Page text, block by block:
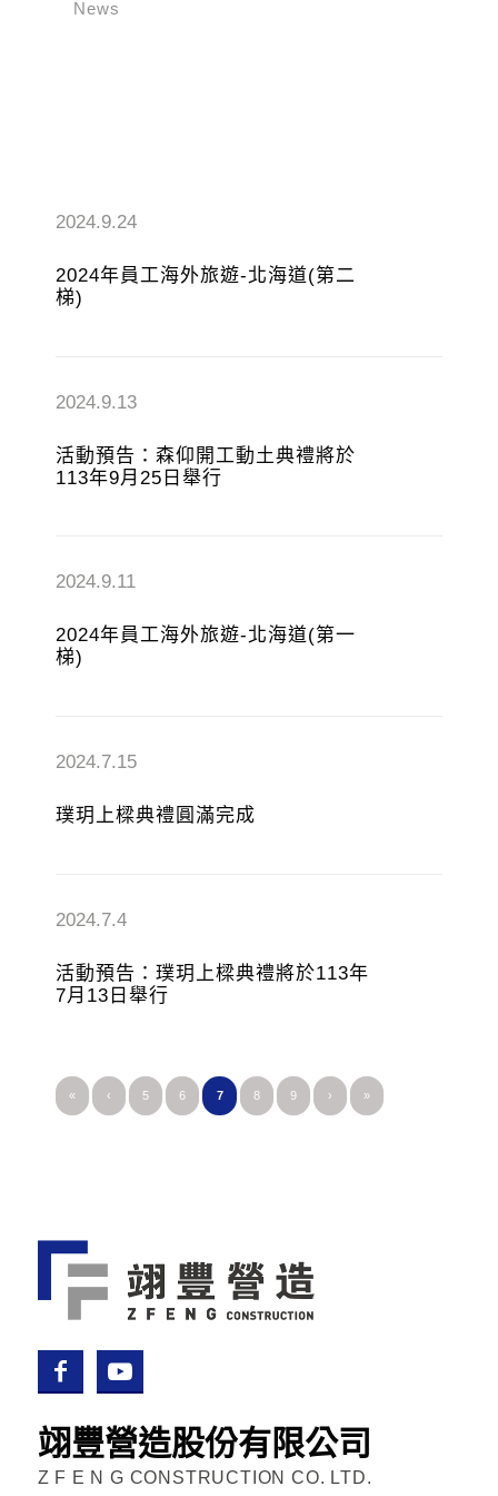
News
2024年員工海外旅遊-北海道(第二
梯)
2024.9.24
活動預告：森仰開工動土典禮將於
113年9月25日舉行
2024.9.13
2024年員工海外旅遊-北海道(第一
梯)
2024.9.11
璞玥上樑典禮圓滿完成
2024.7.15
活動預告：璞玥上樑典禮將於113年
7月13日舉行
2024.7.4
« ‹ 5 6 7 8 9 › »
翊豐營造股份有限公司
Z F E N G CONSTRUCTION CO. LTD.